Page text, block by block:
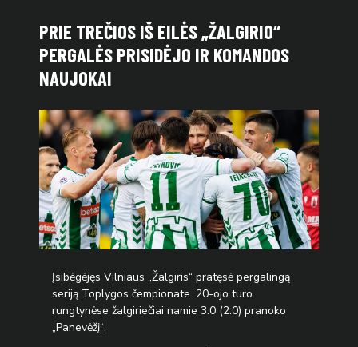
PRIE TREČIOS IŠ EILĖS „ŽALGIRIO“
PERGALĖS PRISIDĖJO IR KOMANDOS
NAUJOKAI
Įsibėgėjęs Vilniaus „Žalgiris“ pratęsė pergalingą
seriją Toplygos čempionate. 20-ojo turo
rungtynėse žalgiriečiai namie 3:0 (2:0) pranoko
„Panevėžį“ׅ.